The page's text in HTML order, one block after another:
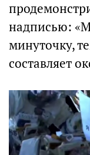
надписью:
минуточку,
составляет